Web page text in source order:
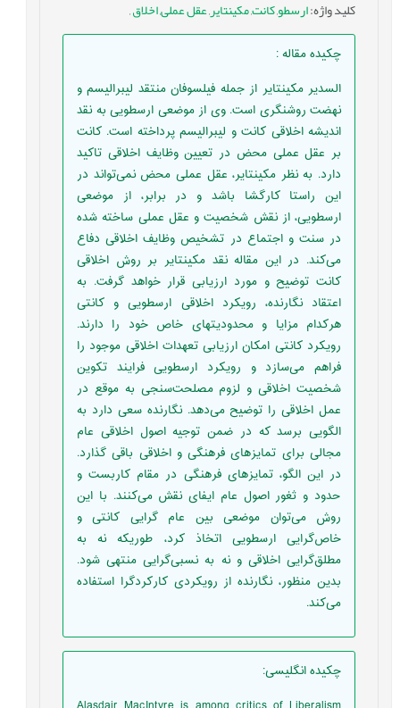
کلید واژه:ارسطو,کانت,مکینتایر,عقل عملی,اخلاق,
چکیده مقاله:
السدیر مکینتایر از جمله فیلسوفان منتقد لیبرالیسم و
نهضت روشنگری است. وی از موضعی ارسطویی به نقد
اندیشه اخلاقی کانت و لیبرالیسم پرداخته است. کانت
بر عقل عملی محض در تعیین وظایف اخلاقی تاکید
دارد. به نظر مکینتایر، عقل عملی محض نمی‌‌تواند در
این راستا کارگشا باشد و در برابر، از موضعی
ارسطویی، از نقش شخصیت و عقل عملی ساخته شده
در سنت و اجتماع در تشخیص وظایف اخلاقی دفاع
می‌کند. در این مقاله نقد مکینتایر بر روش اخلاقی
کانت توضیح و مورد ارزیابی قرار خواهد گرفت. به
اعتقاد نگارنده، رویکرد اخلاقی ارسطویی و کانتی
هرکدام مزایا و محدودیتهای خاص خود را دارند.
رویکرد کانتی امکان ارزیابی تعهدات اخلاقی موجود را
فراهم می‌سازد و رویکرد ارسطویی فرایند تکوین
شخصیت اخلاقی و لزوم مصلحت‌سنجی به موقع در
عمل اخلاقی را توضیح می‌دهد. نگارنده سعی دارد به
الگویی برسد که در ضمن توجیه اصول اخلاقی عام
مجالی برای تمایزهای فرهنگی و اخلاقی باقی گذارد.
در این الگو، تمایزهای فرهنگی در مقام کاربست و
حدود و ثغور اصول عام ایفای نقش می‌کنند. با این
روش می‌توان موضعی بین عام گرایی کانتی و
خاص‌گرایی ارسطویی اتخاذ کرد، طوریکه نه به
مطلق‌گرایی اخلاقی و نه به نسبی‌گرایی منتهی شود.
بدین منظور، نگارنده از رویکردی کارکردگرا استفاده
می‌کند.
چکیده انگلیسی: